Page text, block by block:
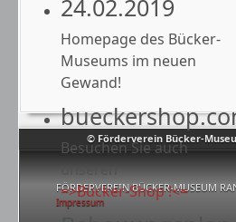
© Förderverein Bücker-
FÖRDERVEREIN BÜCKER-MUSEUM
Impressum
24.02.2019
Homepage des Bücker-
Museums im neuen
Gewand!
Besuchen Sie auch
unseren
=>Bücker-Shop !<=